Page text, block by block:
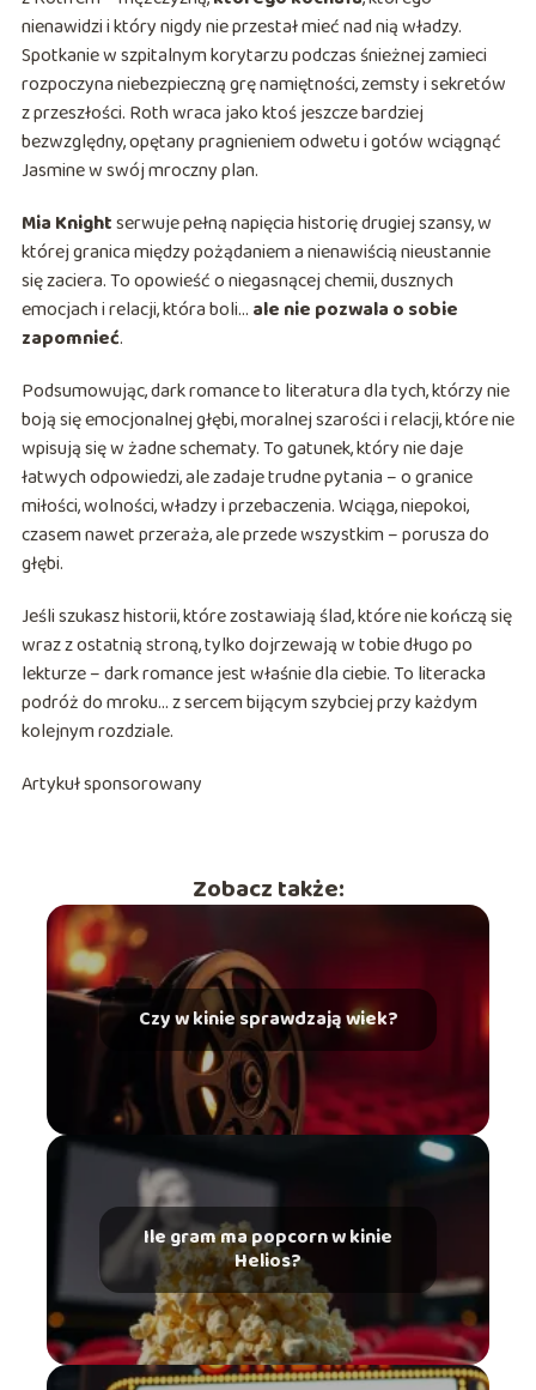
nienawidzi i który nigdy nie przestał mieć nad nią władzy.
Spotkanie w szpitalnym korytarzu podczas śnieżnej zamieci
rozpoczyna niebezpieczną grę namiętności, zemsty i sekretów
z przeszłości. Roth wraca jako ktoś jeszcze bardziej
bezwzględny, opętany pragnieniem odwetu i gotów wciągnąć
Jasmine w swój mroczny plan.
Mia Knightserwuje pełną napięcia historię drugiej szansy, w
której granica między pożądaniem a nienawiścią nieustannie
się zaciera. To opowieść o niegasnącej chemii, dusznych
emocjach i relacji, która boli… ale nie pozwala o sobie
zapomnieć.
Podsumowując, dark romance to literatura dla tych, którzy nie
boją się emocjonalnej głębi, moralnej szarości i relacji, które nie
wpisują się w żadne schematy. To gatunek, który nie daje
łatwych odpowiedzi, ale zadaje trudne pytania – o granice
miłości, wolności, władzy i przebaczenia. Wciąga, niepokoi,
czasem nawet przeraża, ale przede wszystkim – porusza do
głębi.
Jeśli szukasz historii, które zostawiają ślad, które nie kończą się
wraz z ostatnią stroną, tylko dojrzewają w tobie długo po
lekturze – dark romance jest właśnie dla ciebie. To literacka
podróż do mroku… z sercem bijącym szybciej przy każdym
kolejnym rozdziale.
Artykuł sponsorowany
Zobacz także:
Czy w kinie sprawdzają wiek?
Ile gram ma popcorn w kinie
Helios?